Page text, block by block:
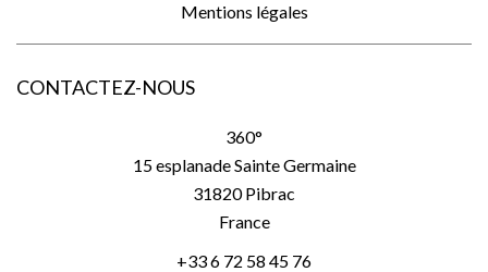
Mentions légales
CONTACTEZ-NOUS
360°
15 esplanade Sainte Germaine
31820Pibrac
France
+33 6 72 58 45 76